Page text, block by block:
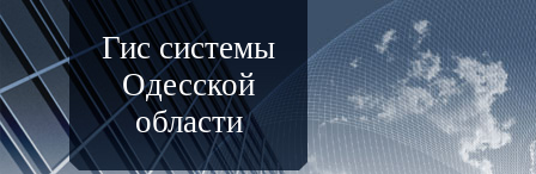
Гис системы
Одесской
области